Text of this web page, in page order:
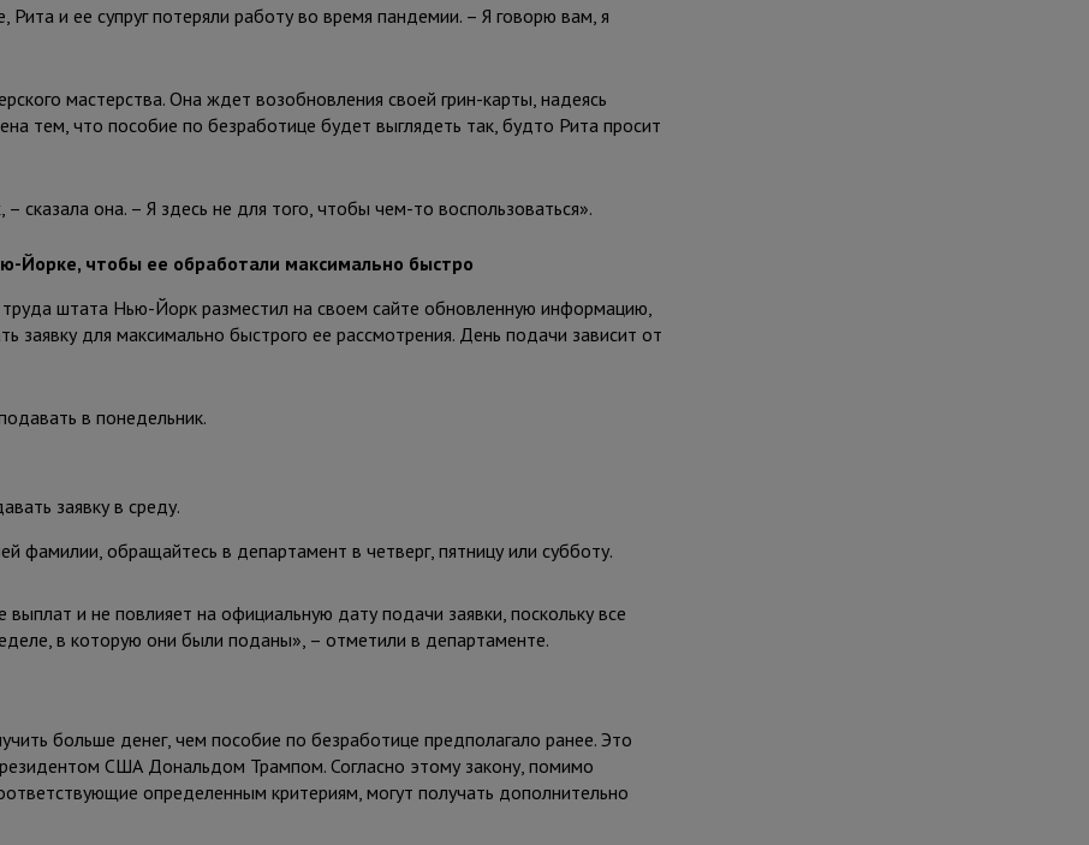
и ее супруг потеряли работу во время пандемии. – Я говорю вам, я
мастерства. Она ждет возобновления своей грин-карты, надеясь
тем, что пособие по безработице будет выглядеть так, будто Рита просит
сказала она. – Я здесь не для того, чтобы чем-то воспользоваться».
Йорке, чтобы ее обработали максимально быстро
штата Нью-Йорк разместил на своем сайте обновленную информацию,
для максимально быстрого ее рассмотрения. День подачи зависит от
в понедельник.
заявку в среду.
фамилии, обращайтесь в департамент в четверг, пятницу или субботу.
и не повлияет на официальную дату подачи заявки, поскольку все
в которую они были поданы», – отметили в департаменте.
больше денег, чем пособие по безработице предполагало ранее. Это
США Дональдом Трампом. Согласно этому закону, помимо
определенным критериям, могут получать дополнительно